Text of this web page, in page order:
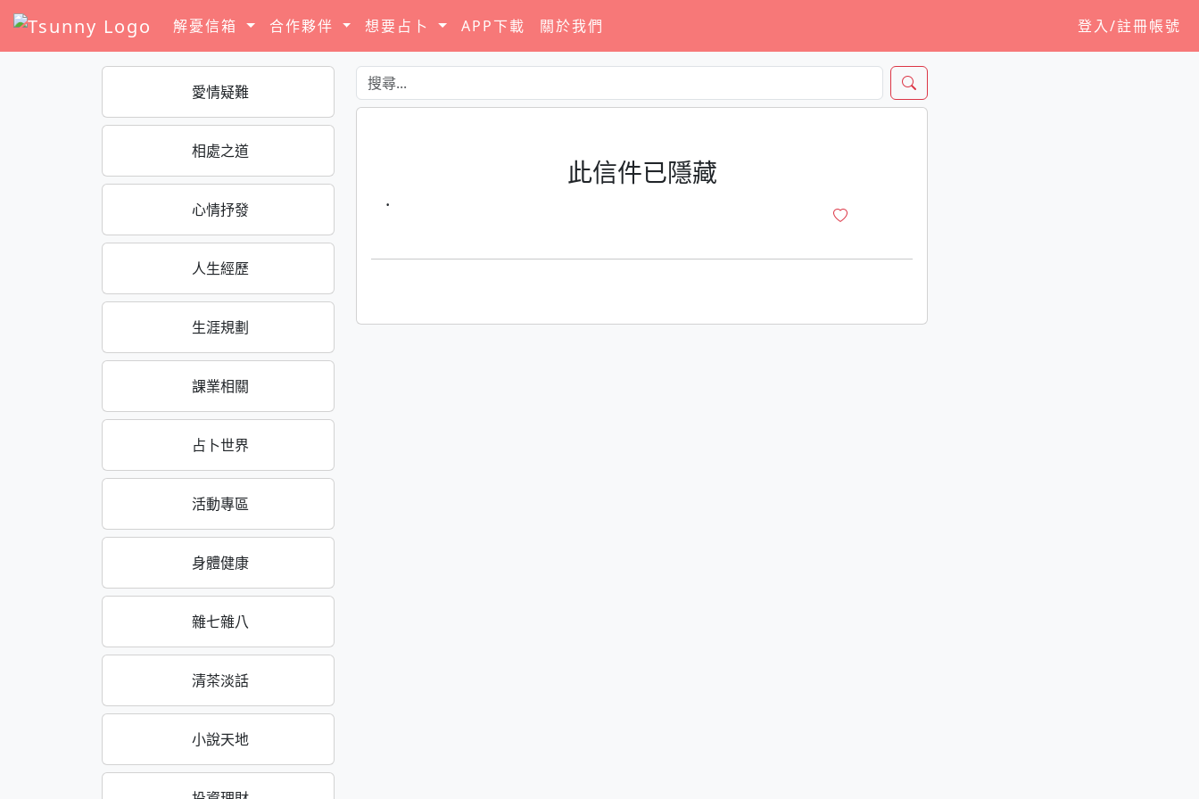
解憂信箱 合作夥伴 想要占卜 APP下載 關於我們 登入/註冊帳號
愛情疑難
相處之道
心情抒發
人生經歷
生涯規劃
課業相關
占卜世界
活動專區
身體健康
雜七雜八
清茶淡話
小說天地
此信件已隱藏
·